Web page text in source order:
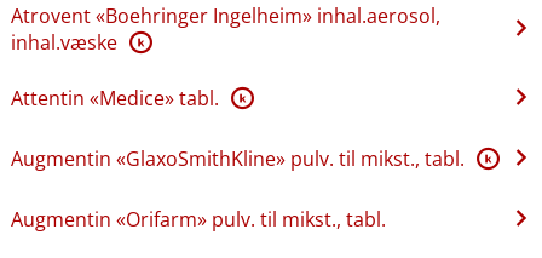
Atrovent «Boehringer Ingelheim» inhal.aerosol,
inhal.væske K
Attentin «Medice» tabl. K
Augmentin «GlaxoSmithKline» pulv. til mikst., tabl. K
Augmentin «Orifarm» pulv. til mikst., tabl.